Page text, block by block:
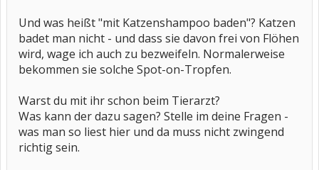
Und was heißt "mit Katzenshampoo baden"? Katzen
badet man nicht - und dass sie davon frei von Flöhen
wird, wage ich auch zu bezweifeln. Normalerweise
bekommen sie solche Spot-on-Tropfen.
Warst du mit ihr schon beim Tierarzt?
Was kann der dazu sagen? Stelle im deine Fragen -
was man so liest hier und da muss nicht zwingend
richtig sein.